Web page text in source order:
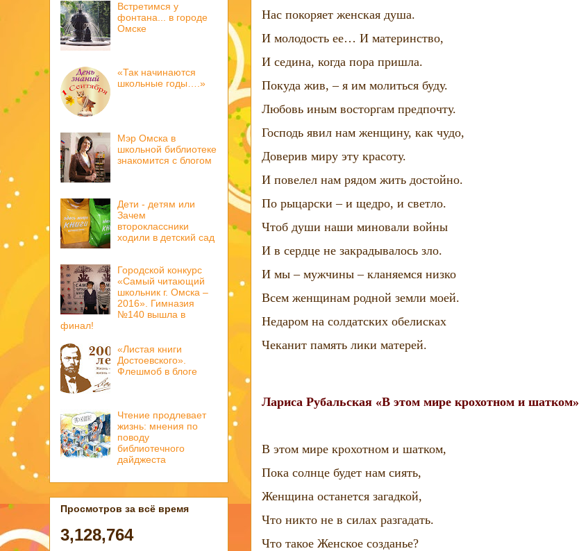
Нас покоряет женская душа.
И молодость ее… И материнство,
И седина, когда пора пришла.
Покуда жив, – я им молиться буду.
Любовь иным восторгам предпочту.
Господь явил нам женщину, как чудо,
Доверив миру эту красоту.
И повелел нам рядом жить достойно.
По рыцарски – и щедро, и светло.
Чтоб души наши миновали войны
И в сердце не закрадывалось зло.
И мы – мужчины – кланяемся низко
Всем женщинам родной земли моей.
Недаром на солдатских обелисках
Чеканит память лики матерей.
Лариса Рубальская «В этом мире крохотном и шатком»
В этом мире крохотном и шатком,
Пока солнце будет нам сиять,
Женщина останется загадкой,
Что никто не в силах разгадать.
Что такое Женское созданье?
Встретимся у
фонтана... в городе
Омске
«Так начинаются
школьные годы….»
Мэр Омска в
школьной библиотеке
знакомится с блогом
Дети - детям или
Зачем
второклассники
ходили в детский сад
Городской конкурс
«Самый читающий
школьник г. Омска –
2016». Гимназия
№140 вышла в
финал!
«Листая книги
Достоевского».
Флешмоб в блоге
Чтение продлевает
жизнь: мнения по
поводу
библиотечного
дайджеста
Просмотров за всё время
3,128,764